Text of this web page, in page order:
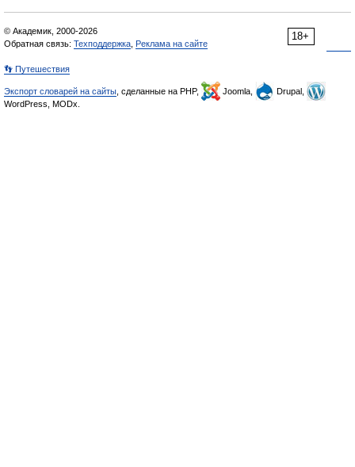
18+
© Академик, 2000-2026
Обратная связь: Техподдержка Реклама на сайте
👣 Путешествия
Экспорт словарей на сайты , сделанные на PHP, Joomla,
Drupal,
WordPress, MODx.